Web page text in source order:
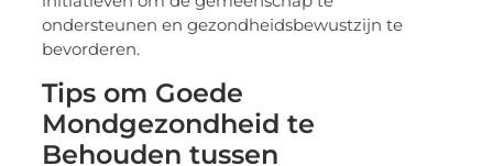
ondersteunen en gezondheidsbewustzijn te
bevorderen.
Tips om Goede
Mondgezondheid te
Behouden tussen